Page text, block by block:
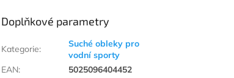
Doplňkové parametry
Kategorie:
Suché obleky pro
vodní sporty
EAN:
5025096404452